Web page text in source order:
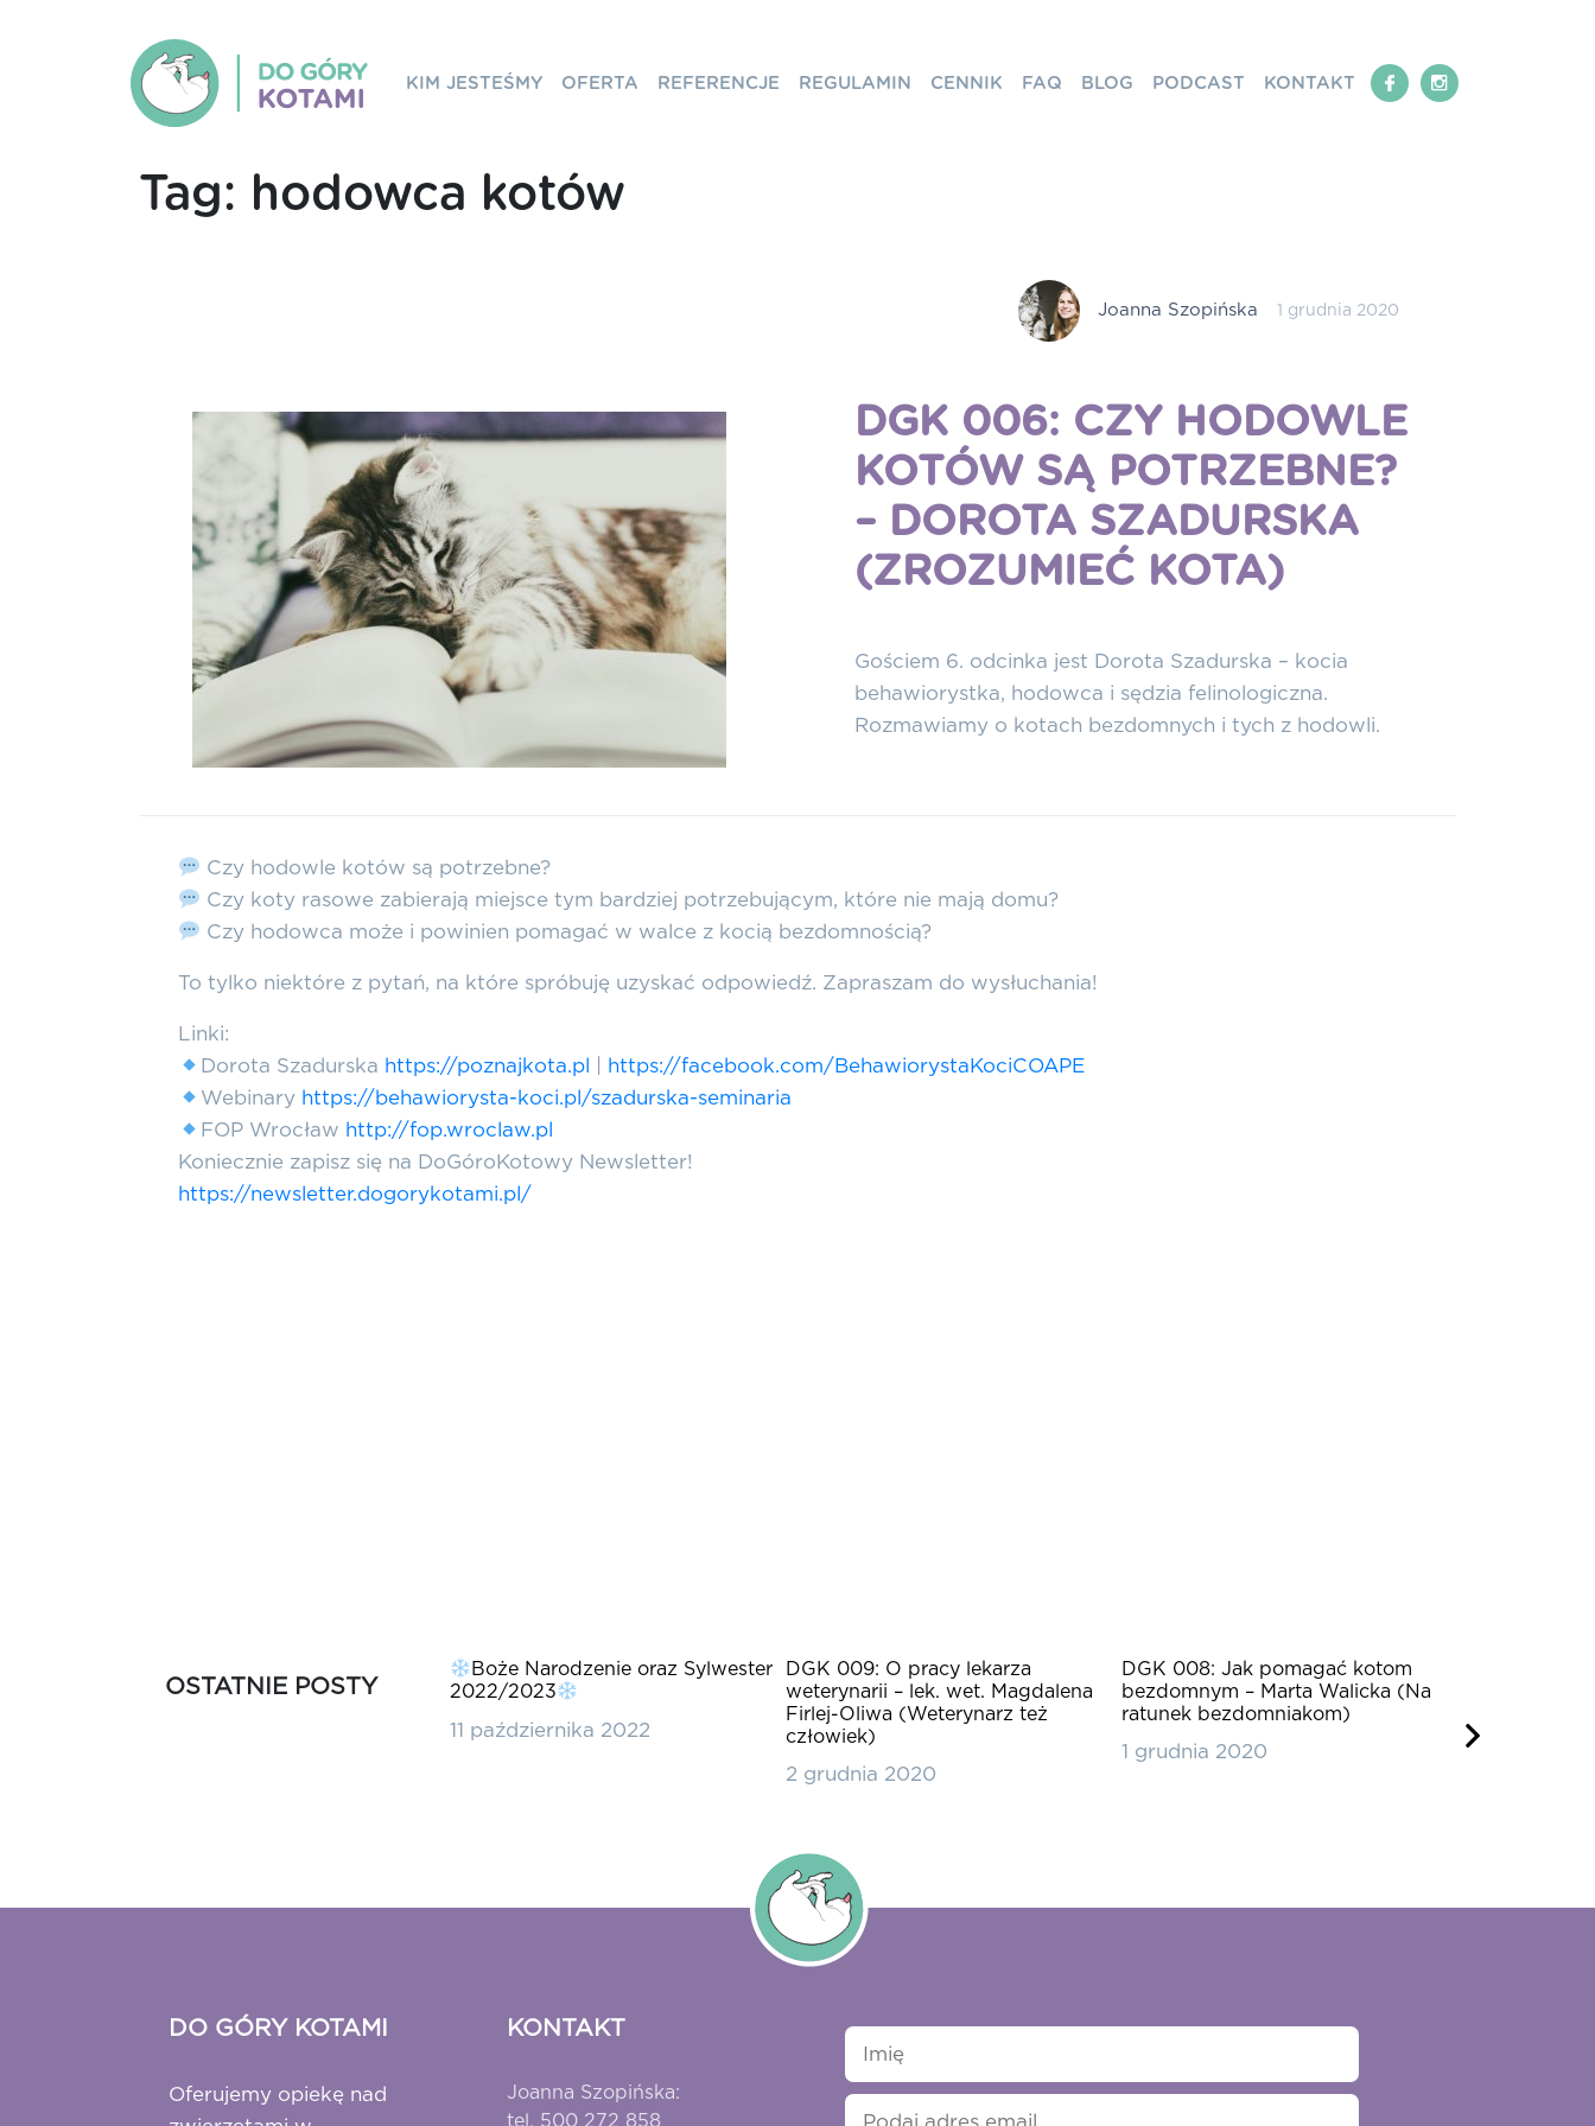
KIM JESTEŚMY OFERTA REFERENCJE REGULAMIN CENNIK FAQ BLOG PODCAST KONTAKT
Tag: hodowca kotów
Joanna Szopińska 1 grudnia 2020
DGK 006: CZY HODOWLE
KOTÓW SĄ POTRZEBNE?
– DOROTA SZADURSKA
(ZROZUMIEĆ KOTA)
Gościem 6. odcinka jest Dorota Szadurska – kocia
behawiorystka, hodowca i sędzia felinologiczna.
Rozmawiamy o kotach bezdomnych i tych z hodowli.
Czy hodowle kotów są potrzebne?
Czy koty rasowe zabierają miejsce tym bardziej potrzebującym, które nie mają domu?
Czy hodowca może i powinien pomagać w walce z kocią bezdomnością?
To tylko niektóre z pytań, na które spróbuję uzyskać odpowiedź. Zapraszam do wysłuchania!
Linki:
Dorota Szadurska https://poznajkota.pl
https://facebook.com/BehawiorystaKociCOAPE
Webinary https://behawiorysta-koci.pl/szadurska-seminaria
FOP Wrocław http://fop.wroclaw.pl
Koniecznie zapisz się na DoGóroKotowy Newsletter!
https://newsletter.dogorykotami.pl/
OSTATNIE POSTY
na spacer
Boże Narodzenie oraz Sylwester
2022/2023
11 października 2022
DGK 009: O pracy lekarza
weterynarii – lek. wet. Magdalena
Firlej-Oliwa (Weterynarz też
człowiek)
2 grudnia 2020
DGK 008: Jak pomagać kotom
bezdomnym – Marta Walicka (Na
ratunek bezdomniakom)
1 grudnia 2020
1 grudnia
DO GÓRY KOTAMI
Oferujemy opiekę nad
KONTAKT
Joanna Szopińska:
tel. 500 272 858